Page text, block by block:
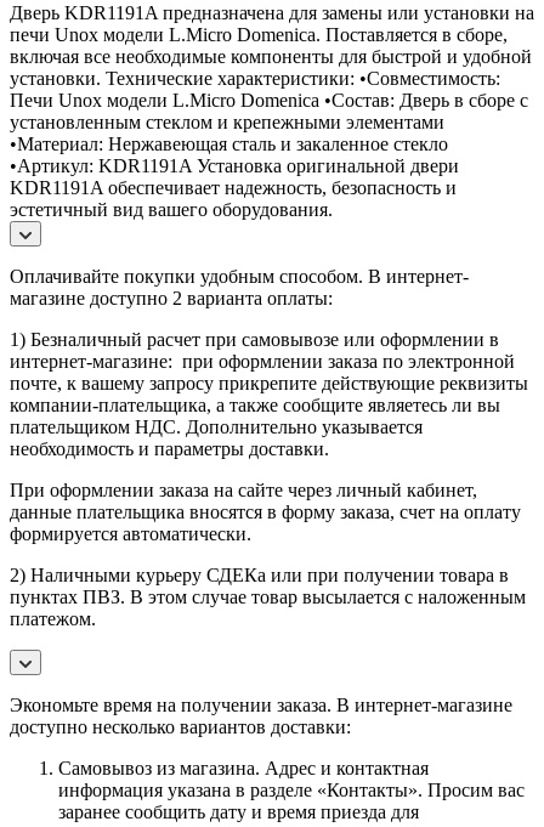
Дверь KDR1191A предназначена для замены или установки на
печи Unox модели L.Micro Domenica. Поставляется в сборе,
включая все необходимые компоненты для быстрой и удобной
установки. Технические характеристики: •Совместимость:
Печи Unox модели L.Micro Domenica •Состав: Дверь в сборе с
установленным стеклом и крепежными элементами
•Материал: Нержавеющая сталь и закаленное стекло
•Артикул: KDR1191A Установка оригинальной двери
KDR1191A обеспечивает надежность, безопасность и
эстетичный вид вашего оборудования.
Оплачивайте покупки удобным способом. В интернет-
магазине доступно 2 варианта оплаты:
1) Безналичный расчет при самовывозе или оформлении в
интернет-магазине: при оформлении заказа по электронной
почте, к вашему запросу прикрепите действующие реквизиты
компании-плательщика, а также сообщите являетесь ли вы
плательщиком НДС. Дополнительно указывается
необходимость и параметры доставки.
При оформлении заказа на сайте через личный кабинет,
данные плательщика вносятся в форму заказа, счет на оплату
формируется автоматически.
2) Наличными курьеру СДЕКа или при получении товара в
пунктах ПВЗ. В этом случае товар высылается с наложенным
платежом.
Экономьте время на получении заказа. В интернет-магазине
доступно несколько вариантов доставки:
Самовывоз из магазина. Адрес и контактная
информация указана в разделе «Контакты». Просим вас
заранее сообщить дату и время приезда для